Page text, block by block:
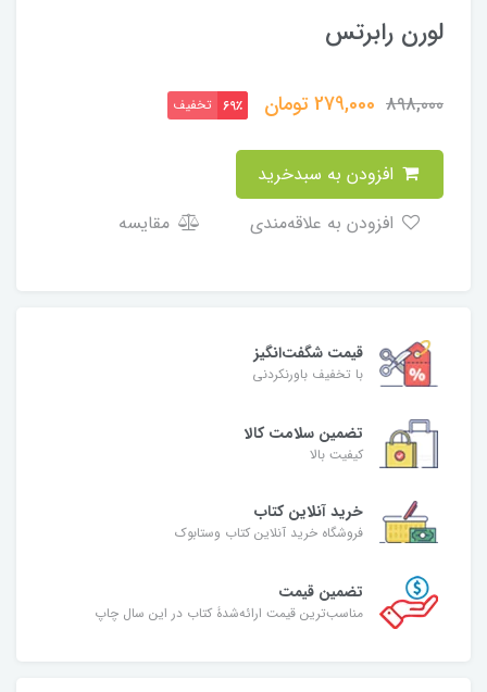
لورن رابرتس
898,000
279,000تومان 69٪ تخفیف
مقایسه
قیمت شگفت‌انگیز
با تخفیف باورنکردنی
تضمین سلامت کالا
کیفیت بالا
خرید آنلاین کتاب
فروشگاه خرید آنلاین کتاب وستابوک
تضمین قیمت
مناسب‌ترین قیمت ارائه‌شدۀ کتاب در این سال چاپ